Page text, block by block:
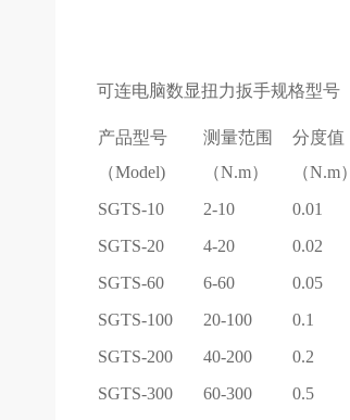
可连电脑数显扭力扳手规格型号
产品型号
（Model)
测量范围
（N.m）
分度值
（N.m）
SGTS-10
2-10 0.01
SGTS-20
4-20 0.02
SGTS-60
6-60 0.05
SGTS-100
20-100 0.1
SGTS-200
40-200 0.2
SGTS-300
60-300 0.5